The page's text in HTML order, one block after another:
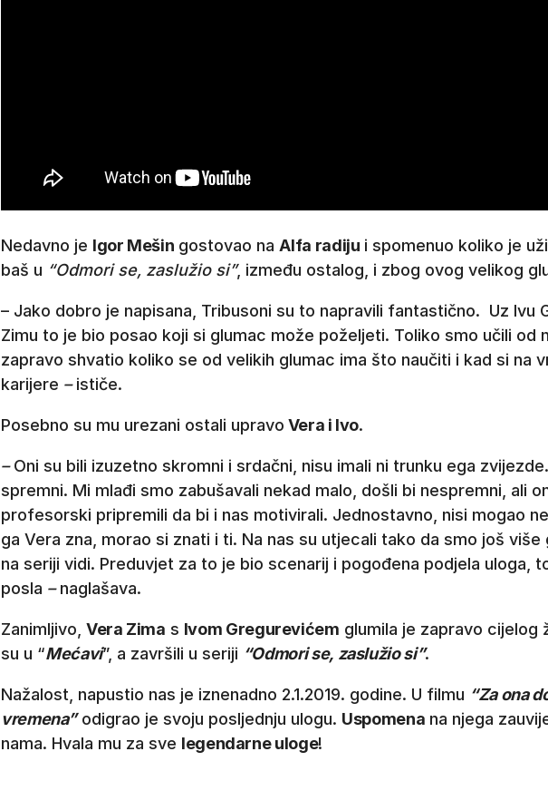
Nedavno je Igor Mešin gostovao na Alfa radiju i spomenuo koliko je
baš u “Odmori se, zaslužio si”, između ostalog, i zbog ovog velikog
– Jako dobro je napisana, Tribusoni su to napravili fantastično. Uz Ivu
Zimu to je bio posao koji si glumac može poželjeti. Toliko smo učili od
zapravo shvatio koliko se od velikih glumac ima što naučiti i kad si na
karijere –ističe.
Posebno su mu urezani ostali upravo Vera i Ivo.
–Oni su bili izuzetno skromni i srdačni, nisu imali ni trunku ega
spremni. Mi mlađi smo zabušavali nekad malo, došli bi nespremni, ali
profesorski pripremili da bi i nas motivirali. Jednostavno, nisi mogao
ga Vera zna, morao si znati i ti. Na nas su utjecali tako da smo još
na seriji vidi. Preduvjet za to je bio scenarij i pogođena podjela uloga,
posla –naglašava.
Zanimljivo, Vera Zima s Ivom Gregurevićem glumila je zapravo cijelog
su u “Mećavi”, a završili u seriji “Odmori se, zaslužio si”.
Nažalost, napustio nas je iznenadno 2.1.2019. godine. U filmu “Za ona
vremena”odigrao je svoju posljednju ulogu. Uspomena na njega
nama. Hvala mu za sve legendarne uloge!